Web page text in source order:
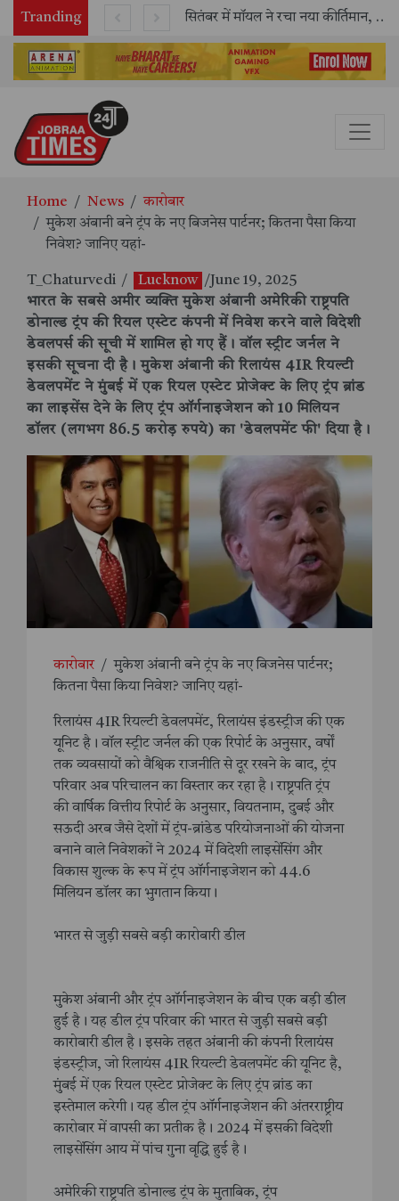
Tranding सितंबर में मॉयल ने रचा नया कीर्तिमान, अब तक का सर्वश्रेष्ठ उत्पादन दर्ज: दूसरी तिमाही में 10.3% की शानदार उत्पादन वृद्धि
Home News
कारोबार
मुकेश अंबानी बने ट्रंप के नए बिजनेस पार्टनर; कितना पैसा किया
निवेश? जानिए यहां-
T_Chaturvedi / Lucknow /June 19, 2025
भारत के सबसे अमीर व्यक्ति मुकेश अंबानी अमेरिकी राष्ट्रपति
डोनाल्ड ट्रंप की रियल एस्टेट कंपनी में निवेश करने वाले विदेशी
डेवलपर्स की सूची में शामिल हो गए हैं। वॉल स्ट्रीट जर्नल ने
इसकी सूचना दी है। मुकेश अंबानी की रिलायंस 4IR रियल्टी
डेवलपमेंट ने मुंबई में एक रियल एस्टेट प्रोजेक्ट के लिए ट्रंप ब्रांड
का लाइसेंस देने के लिए ट्रंप ऑर्गनाइजेशन को 10 मिलियन
डॉलर (लगभग 86.5 करोड़ रुपये) का 'डेवलपमेंट फी' दिया है।
कारोबार / मुकेश अंबानी बने ट्रंप के नए बिजनेस पार्टनर;
कितना पैसा किया निवेश? जानिए यहां-
रिलायंस 4IR रियल्टी डेवलपमेंट, रिलायंस इंडस्ट्रीज की एक
यूनिट है। वॉल स्ट्रीट जर्नल की एक रिपोर्ट के अनुसार, वर्षों
तक व्यवसायों को वैश्विक राजनीति से दूर रखने के बाद, ट्रंप
परिवार अब परिचालन का विस्तार कर रहा है। राष्ट्रपति ट्रंप
की वार्षिक वित्तीय रिपोर्ट के अनुसार, वियतनाम, दुबई और
सऊदी अरब जैसे देशों में ट्रंप-ब्रांडेड परियोजनाओं की योजना
बनाने वाले निवेशकों ने 2024 में विदेशी लाइसेंसिंग और
विकास शुल्क के रूप में ट्रंप ऑर्गनाइजेशन को 44.6
मिलियन डॉलर का भुगतान किया।
भारत से जुड़ी सबसे बड़ी कारोबारी डील
मुकेश अंबानी और ट्रंप ऑर्गनाइजेशन के बीच एक बड़ी डील
हुई है। यह डील ट्रंप परिवार की भारत से जुड़ी सबसे बड़ी
कारोबारी डील है। इसके तहत अंबानी की कंपनी रिलायंस
इंडस्ट्रीज, जो रिलायंस 4IR रियल्टी डेवलपमेंट की यूनिट है,
मुंबई में एक रियल एस्टेट प्रोजेक्ट के लिए ट्रंप ब्रांड का
इस्तेमाल करेगी। यह डील ट्रंप ऑर्गनाइजेशन की अंतरराष्ट्रीय
कारोबार में वापसी का प्रतीक है। 2024 में इसकी विदेशी
लाइसेंसिंग आय में पांच गुना वृद्धि हुई है।
अमेरिकी राष्ट्रपति डोनाल्ड ट्रंप के मुताबिक, ट्रंप